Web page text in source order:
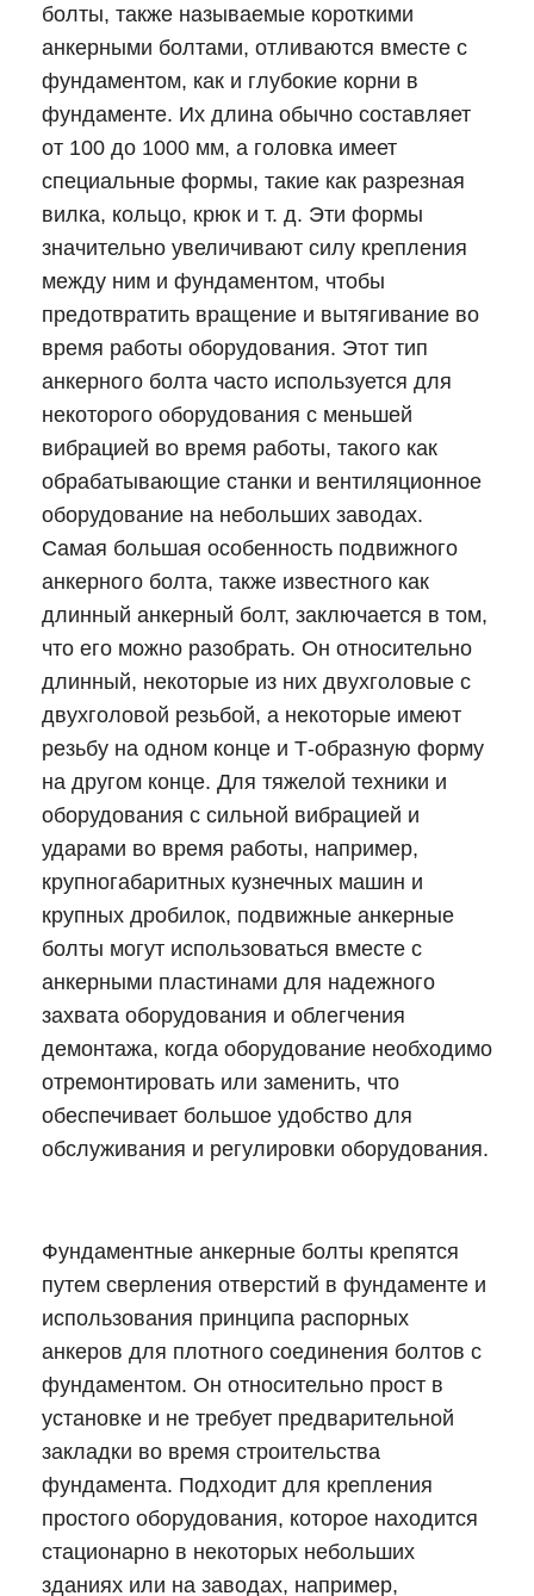
болты, также называемые короткими
анкерными болтами, отливаются вместе с
фундаментом, как и глубокие корни в
фундаменте. Их длина обычно составляет
от 100 до 1000 мм, а головка имеет
специальные формы, такие как разрезная
вилка, кольцо, крюк и т. д. Эти формы
значительно увеличивают силу крепления
между ним и фундаментом, чтобы
предотвратить вращение и вытягивание во
время работы оборудования. Этот тип
анкерного болта часто используется для
некоторого оборудования с меньшей
вибрацией во время работы, такого как
обрабатывающие станки и вентиляционное
оборудование на небольших заводах.
Самая большая особенность подвижного
анкерного болта, также известного как
длинный анкерный болт, заключается в том,
что его можно разобрать. Он относительно
длинный, некоторые из них двухголовые с
двухголовой резьбой, а некоторые имеют
резьбу на одном конце и Т-образную форму
на другом конце. Для тяжелой техники и
оборудования с сильной вибрацией и
ударами во время работы, например,
крупногабаритных кузнечных машин и
крупных дробилок, подвижные анкерные
болты могут использоваться вместе с
анкерными пластинами для надежного
захвата оборудования и облегчения
демонтажа, когда оборудование необходимо
отремонтировать или заменить, что
обеспечивает большое удобство для
обслуживания и регулировки оборудования.
Фундаментные анкерные болты крепятся
путем сверления отверстий в фундаменте и
использования принципа распорных
анкеров для плотного соединения болтов с
фундаментом. Он относительно прост в
установке и не требует предварительной
закладки во время строительства
фундамента. Подходит для крепления
простого оборудования, которое находится
стационарно в некоторых небольших
зданиях или на заводах, например,